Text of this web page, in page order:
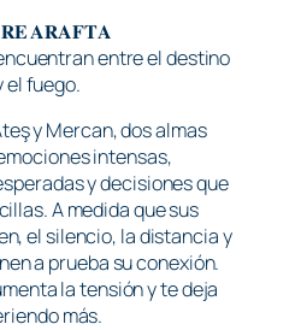
𝐀𝐑𝐀𝐅𝐓𝐀
entre el destino
el fuego.
y Mercan, dos almas
intensas,
y decisiones que
A medida que sus
el silencio, la distancia y
a prueba su conexión.
la tensión y te deja
más.